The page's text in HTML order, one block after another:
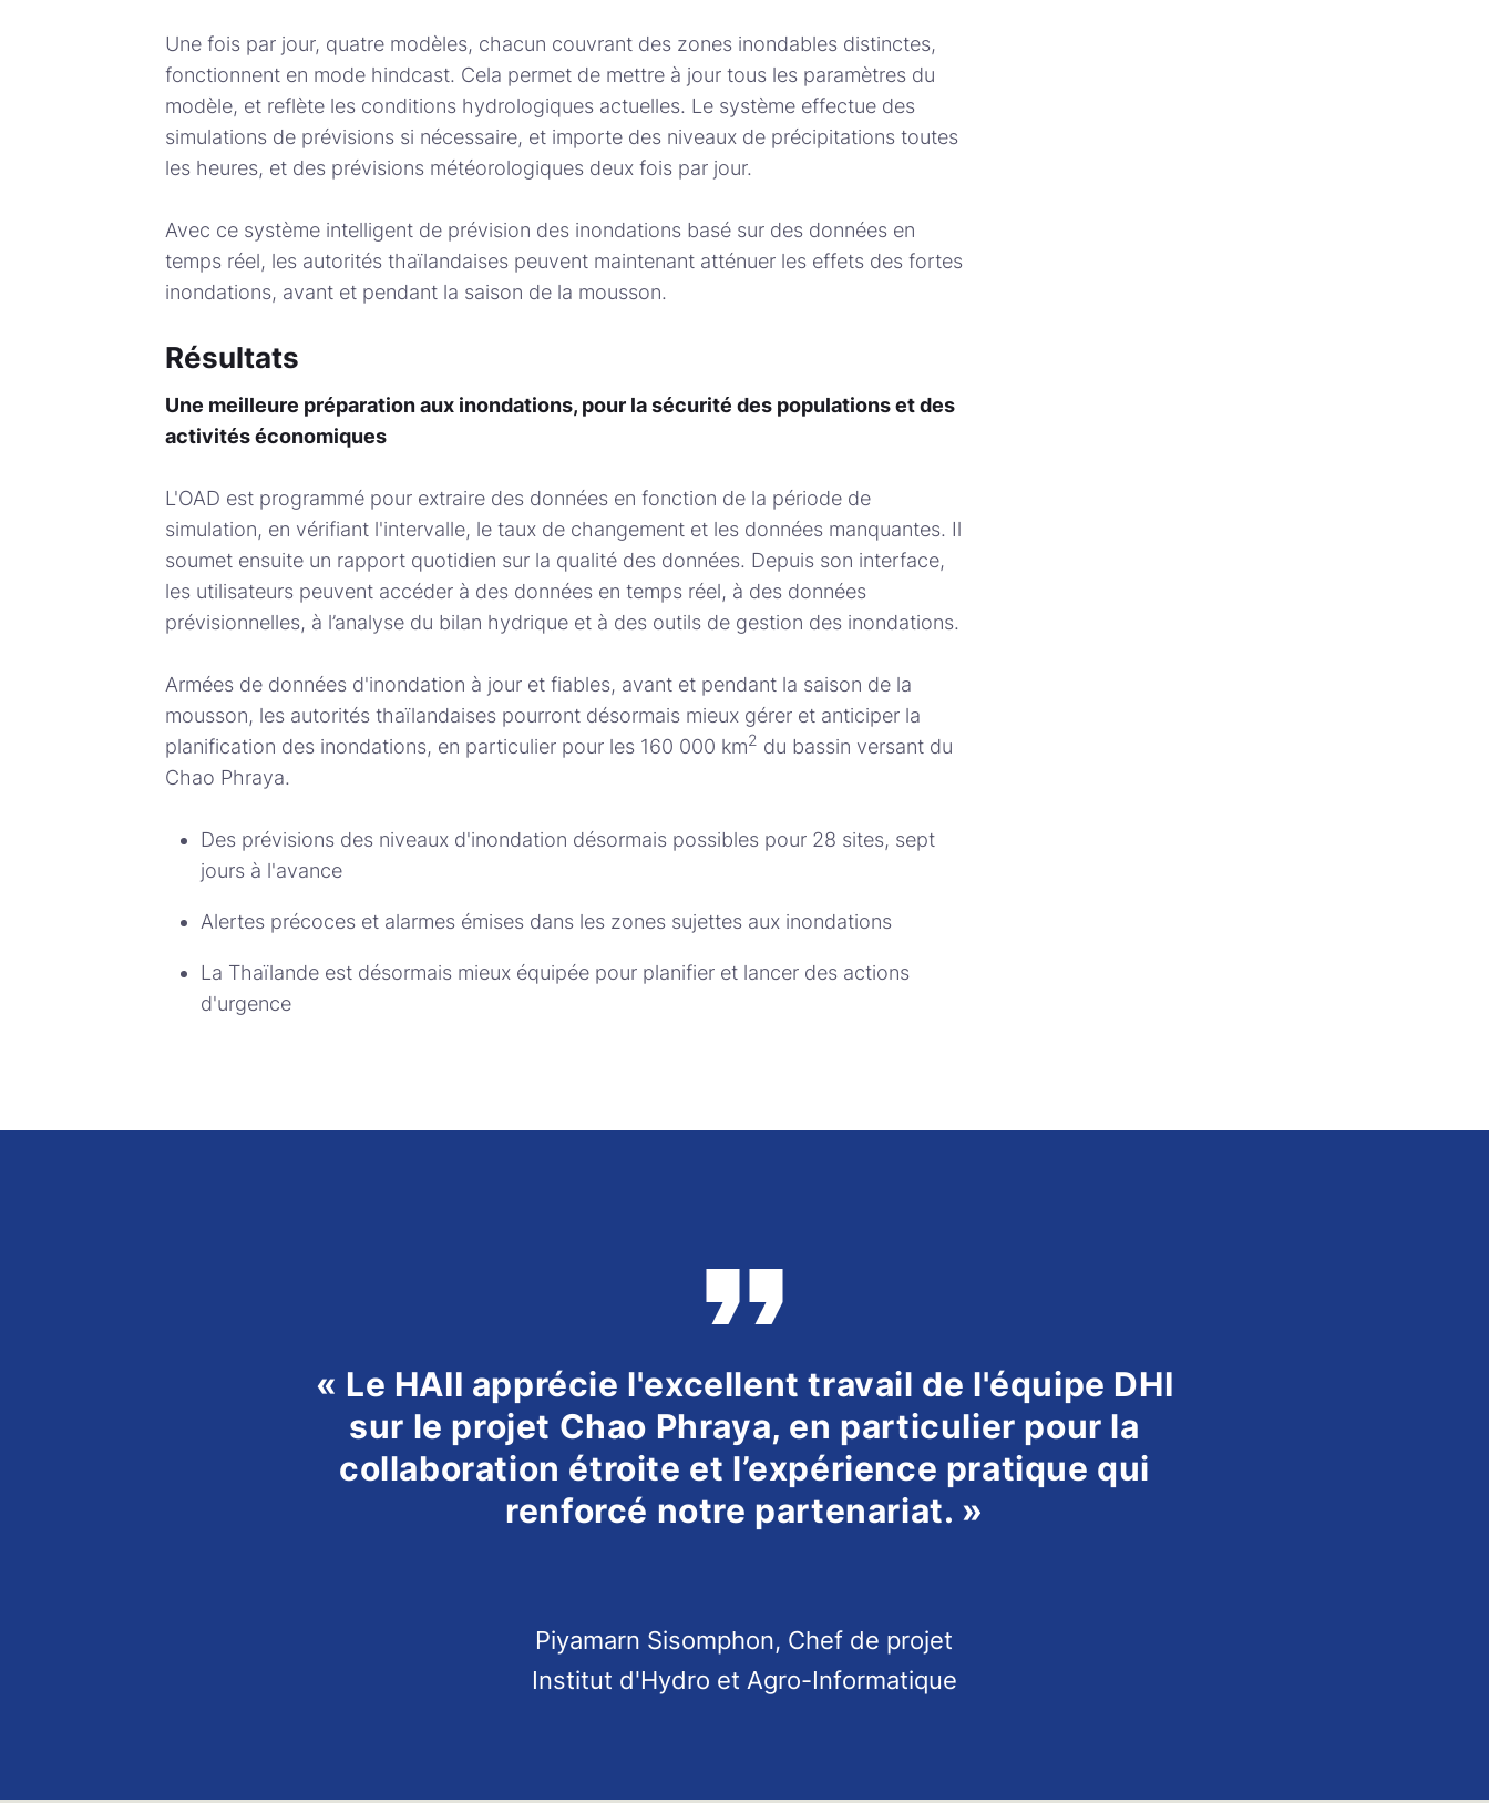
Une fois par jour, quatre modèles, chacun couvrant des zones inondables distinctes,
fonctionnent en mode hindcast. Cela permet de mettre à jour tous les paramètres du
modèle, et reflète les conditions hydrologiques actuelles. Le système effectue des
simulations de prévisions si nécessaire, et importe des niveaux de précipitations toutes
les heures, et des prévisions météorologiques deux fois par jour.
Avec ce système intelligent de prévision des inondations basé sur des données en
temps réel, les autorités thaïlandaises peuvent maintenant atténuer les effets des fortes
inondations, avant et pendant la saison de la mousson.
Résultats
Une meilleure préparation aux inondations, pour la sécurité des populations et des
activités économiques
L'OAD est programmé pour extraire des données en fonction de la période de
simulation, en vérifiant l'intervalle, le taux de changement et les données manquantes. Il
soumet ensuite un rapport quotidien sur la qualité des données. Depuis son interface,
les utilisateurs peuvent accéder à des données en temps réel, à des données
prévisionnelles, à l’analyse du bilan hydrique et à des outils de gestion des inondations.
Armées de données d'inondation à jour et fiables, avant et pendant la saison de la
mousson, les autorités thaïlandaises pourront désormais mieux gérer et anticiper la
planification des inondations, en particulier pour les 160 000 km2 du bassin versant du
Chao Phraya.
Des prévisions des niveaux d'inondation désormais possibles pour 28 sites, sept
jours à l'avance
Alertes précoces et alarmes émises dans les zones sujettes aux inondations
La Thaïlande est désormais mieux équipée pour planifier et lancer des actions
d'urgence
« Le HAII apprécie l'excellent travail de l'équipe DHI
sur le projet Chao Phraya, en particulier pour la
collaboration étroite et l’expérience pratique qui
renforcé notre partenariat. »
Piyamarn Sisomphon, Chef de projet
Institut d'Hydro et Agro-Informatique